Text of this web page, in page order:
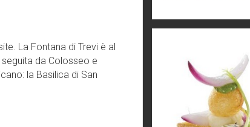
La Fontana di Trevi è al
da Colosseo e
la Basilica di San
Menzogne di stato
Le dichiarazioni di
Chi è, e come